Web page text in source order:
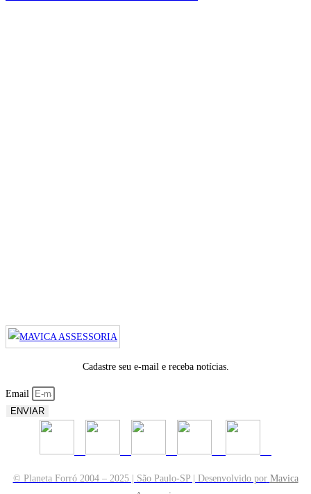
Cadastre seu e-mail e receba notícias.
Email
ENVIAR
© Planeta Forró 2004 – 2025 | São Paulo-SP | Desenvolvido por Mavica